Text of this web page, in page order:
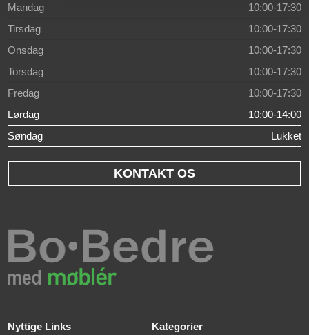
Mandag
10:00-17:30
Tirsdag
10:00-17:30
Onsdag
10:00-17:30
Torsdag
10:00-17:30
Fredag
10:00-17:30
Lørdag
10:00-14:00
Søndag
Lukket
KONTAKT OS
Nyttige Links
Kategorier